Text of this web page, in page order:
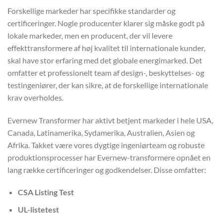
Forskellige markeder har specifikke standarder og
certificeringer. Nogle producenter klarer sig måske godt på
lokale markeder, men en producent, der vil levere
effekttransformere af høj kvalitet til internationale kunder,
skal have stor erfaring med det globale energimarked. Det
omfatter et professionelt team af design-, beskyttelses- og
testingeniører, der kan sikre, at de forskellige internationale
krav overholdes.
Evernew Transformer har aktivt betjent markeder i hele USA,
Canada, Latinamerika, Sydamerika, Australien, Asien og
Afrika. Takket være vores dygtige ingeniørteam og robuste
produktionsprocesser har Evernew-transformere opnået en
lang række certificeringer og godkendelser. Disse omfatter:
CSA Listing Test
UL-listetest